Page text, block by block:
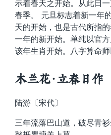
示着春天之开始。从此日
春季。 元旦标志着新一年
天的开始，也是古代所指
一年的新开始。单纯以官
该年生肖开始。八字算命
木兰花·立春日作
陆游〔宋代〕
三年流落巴山道，破尽青